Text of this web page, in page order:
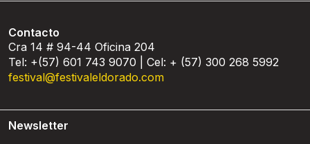
Contacto
Cra 14 # 94-44 Oficina 204
Tel: +(57) 601 743 9070 | Cel: + (57) 300 268 5992
festival@festivaleldorado.com
Newsletter